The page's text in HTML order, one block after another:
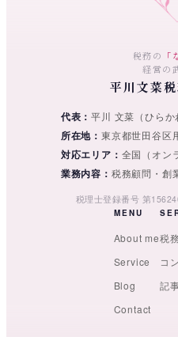
税務の 「
経営の
平川文菜
代表 平川 文菜（ひらか
所在地 東京都世田谷区
対応エリア 全国（オン
業務内容 税務顧問・創
税理士登録番号 第
MENU
About me
Service
Blog
Contact
税
コ
記